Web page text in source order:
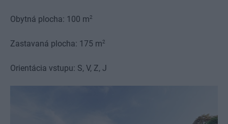
Obytná plocha: 100 m2
Zastavaná plocha: 175 m2
Orientácia vstupu: S, V, Z, J